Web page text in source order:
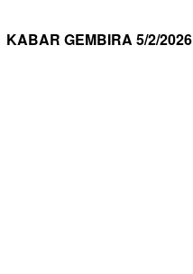
KABAR GEMBIRA 5/2/2026